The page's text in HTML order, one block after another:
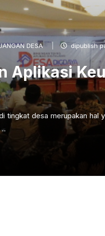
DESA dipublish
Aplikasi
tingkat desa merupakan hal